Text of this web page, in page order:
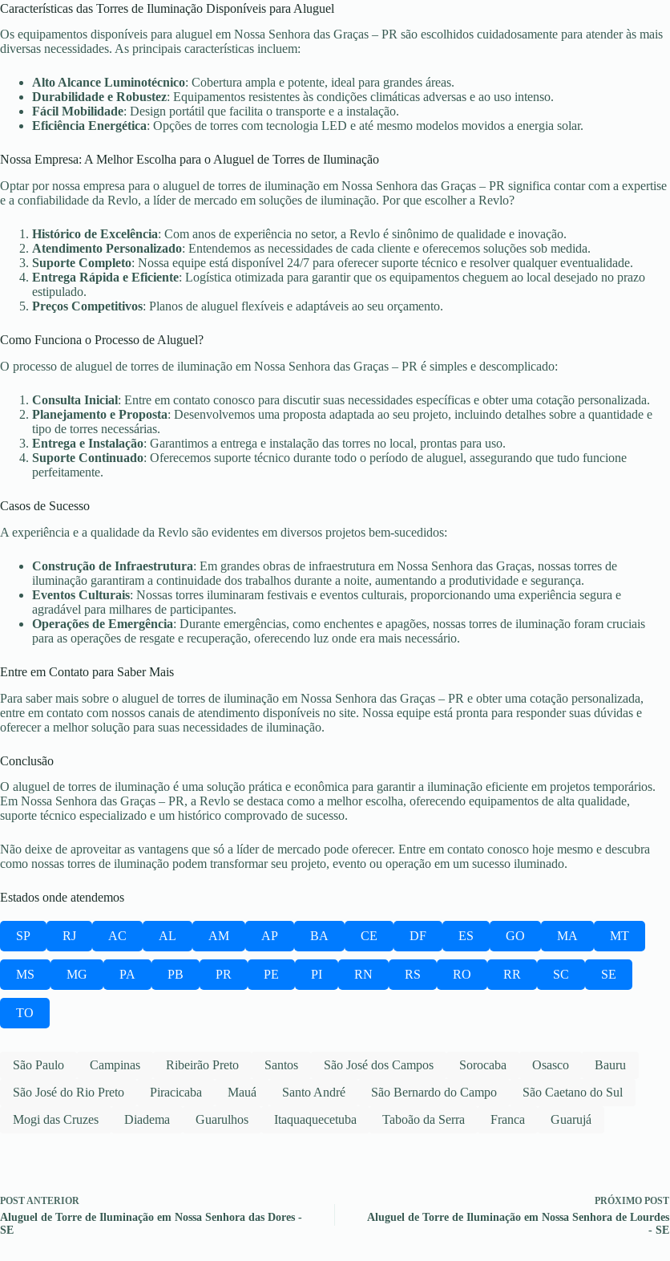
Características das Torres de Iluminação Disponíveis para Aluguel
Os equipamentos disponíveis para aluguel em Nossa Senhora das Graças – PR são escolhidos cuidadosamente para atender às mais
diversas necessidades. As principais características incluem:
Alto Alcance Luminotécnico: Cobertura ampla e potente, ideal para grandes áreas.
Durabilidade e Robustez: Equipamentos resistentes às condições climáticas adversas e ao uso intenso.
Fácil Mobilidade: Design portátil que facilita o transporte e a instalação.
Eficiência Energética: Opções de torres com tecnologia LED e até mesmo modelos movidos a energia solar.
Nossa Empresa: A Melhor Escolha para o Aluguel de Torres de Iluminação
Optar por nossa empresa para o aluguel de torres de iluminação em Nossa Senhora das Graças – PR significa contar com a expertise
e a confiabilidade da Revlo, a líder de mercado em soluções de iluminação. Por que escolher a Revlo?
Histórico de Excelência: Com anos de experiência no setor, a Revlo é sinônimo de qualidade e inovação.
Atendimento Personalizado: Entendemos as necessidades de cada cliente e oferecemos soluções sob medida.
Suporte Completo: Nossa equipe está disponível 24/7 para oferecer suporte técnico e resolver qualquer eventualidade.
Entrega Rápida e Eficiente: Logística otimizada para garantir que os equipamentos cheguem ao local desejado no prazo
estipulado.
Preços Competitivos: Planos de aluguel flexíveis e adaptáveis ao seu orçamento.
Como Funciona o Processo de Aluguel?
O processo de aluguel de torres de iluminação em Nossa Senhora das Graças – PR é simples e descomplicado:
Consulta Inicial: Entre em contato conosco para discutir suas necessidades específicas e obter uma cotação personalizada.
Planejamento e Proposta: Desenvolvemos uma proposta adaptada ao seu projeto, incluindo detalhes sobre a quantidade e
tipo de torres necessárias.
Entrega e Instalação: Garantimos a entrega e instalação das torres no local, prontas para uso.
Suporte Continuado: Oferecemos suporte técnico durante todo o período de aluguel, assegurando que tudo funcione
perfeitamente.
Casos de Sucesso
A experiência e a qualidade da Revlo são evidentes em diversos projetos bem-sucedidos:
Construção de Infraestrutura: Em grandes obras de infraestrutura em Nossa Senhora das Graças, nossas torres de
iluminação garantiram a continuidade dos trabalhos durante a noite, aumentando a produtividade e segurança.
Eventos Culturais: Nossas torres iluminaram festivais e eventos culturais, proporcionando uma experiência segura e
agradável para milhares de participantes.
Operações de Emergência: Durante emergências, como enchentes e apagões, nossas torres de iluminação foram cruciais
para as operações de resgate e recuperação, oferecendo luz onde era mais necessário.
Entre em Contato para Saber Mais
Para saber mais sobre o aluguel de torres de iluminação em Nossa Senhora das Graças – PR e obter uma cotação personalizada,
entre em contato com nossos canais de atendimento disponíveis no site. Nossa equipe está pronta para responder suas dúvidas e
oferecer a melhor solução para suas necessidades de iluminação.
Conclusão
O aluguel de torres de iluminação é uma solução prática e econômica para garantir a iluminação eficiente em projetos temporários.
Em Nossa Senhora das Graças – PR, a Revlo se destaca como a melhor escolha, oferecendo equipamentos de alta qualidade,
suporte técnico especializado e um histórico comprovado de sucesso.
Não deixe de aproveitar as vantagens que só a líder de mercado pode oferecer. Entre em contato conosco hoje mesmo e descubra
como nossas torres de iluminação podem transformar seu projeto, evento ou operação em um sucesso iluminado.
Estados onde atendemos
SP RJ AC AL AM AP BA CE DF ES GO MA MT
MS MG PA PB PR PE PI RN RS RO RR SC SE
TO
São Paulo Campinas Ribeirão Preto Santos São José dos Campos Sorocaba Osasco
Bauru
São José do Rio Preto
Piracicaba Mauá Santo André São Bernardo do Campo
São Caetano do Sul
Mogi das Cruzes
Diadema Guarulhos Itaquaquecetuba Taboão da Serra Franca Guarujá
POSTANTERIOR
Aluguel de Torre de Iluminação em Nossa Senhora das Dores -
SE
PRÓXIMO POST
Aluguel de Torre de Iluminação em Nossa Senhora de Lourdes
- SE